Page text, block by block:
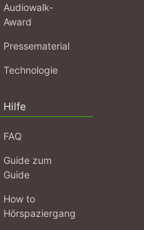
Audiowalk-
Award
Pressematerial
Technologie
Hilfe
FAQ
Guide zum
Guide
How to
Hörspaziergang